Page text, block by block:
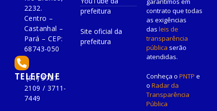
2232.
Centro –
Castanhal –
Pará – CEP:
68743-050
TELEFONE
(91) 3721-
2109 / 3711-
7449
prefeitura
Site oficial da
prefeitura
contrato que todas
as exigências
das leis de
transparência
pública serão
atendidas.
Conheça o PNTP e
o Radar da
Transparência
Pública